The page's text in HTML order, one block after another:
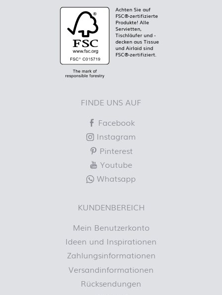
Achten Sie auf
FSC®-zertifizierte
Produkte! Alle
Servietten,
Tischläufer und -
decken aus Tissue
und Airlaid sind
FSC®-zertifiziert.
FINDE UNS AUF
Facebook
Instagram
Pinterest
Youtube
Whatsapp
KUNDENBEREICH
Mein Benutzerkonto
Ideen und Inspirationen
Zahlungsinformationen
Versandinformationen
Rücksendungen